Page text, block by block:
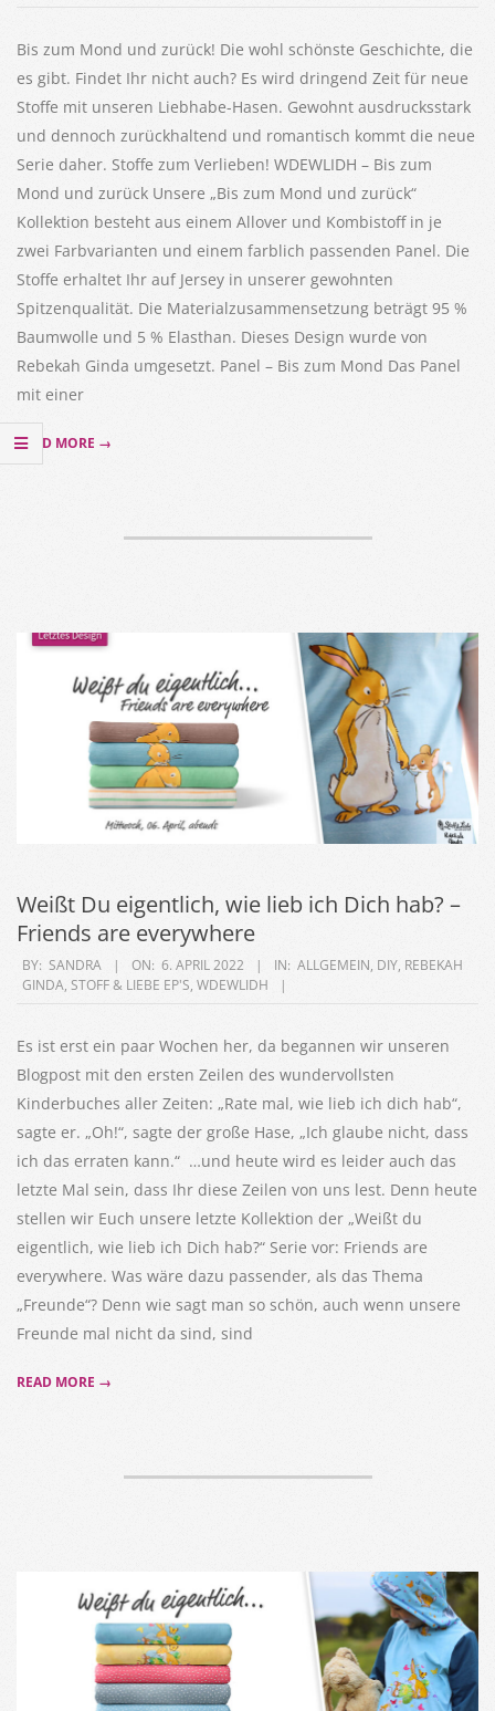
Bis zum Mond und zurück! Die wohl schönste Geschichte, die
es gibt. Findet Ihr nicht auch? Es wird dringend Zeit für neue
Stoffe mit unseren Liebhabe-Hasen. Gewohnt ausdrucksstark
und dennoch zurückhaltend und romantisch kommt die neue
Serie daher. Stoffe zum Verlieben! WDEWLIDH – Bis zum
Mond und zurück Unsere „Bis zum Mond und zurück“
Kollektion besteht aus einem Allover und Kombistoff in je
zwei Farbvarianten und einem farblich passenden Panel. Die
Stoffe erhaltet Ihr auf Jersey in unserer gewohnten
Spitzenqualität. Die Materialzusammensetzung beträgt 95 %
Baumwolle und 5 % Elasthan. Dieses Design wurde von
Rebekah Ginda umgesetzt. Panel – Bis zum Mond Das Panel
mit einer
READ MORE →
Weißt Du eigentlich, wie lieb ich Dich hab? –
Friends are everywhere
2022-
04-
BY: SANDRA ON: 6. APRIL 2022 IN: ALLGEMEIN, DIY, REBEKAH
GINDA, STOFF & LIEBE EP'S, WDEWLIDH
Es ist erst ein paar Wochen her, da begannen wir unseren
Blogpost mit den ersten Zeilen des wundervollsten
Kinderbuches aller Zeiten: „Rate mal, wie lieb ich dich hab“,
sagte er. „Oh!“, sagte der große Hase, „Ich glaube nicht, dass
ich das erraten kann.“ …und heute wird es leider auch das
letzte Mal sein, dass Ihr diese Zeilen von uns lest. Denn heute
stellen wir Euch unsere letzte Kollektion der „Weißt du
eigentlich, wie lieb ich Dich hab?“ Serie vor: Friends are
everywhere. Was wäre dazu passender, als das Thema
„Freunde“? Denn wie sagt man so schön, auch wenn unsere
Freunde mal nicht da sind, sind
READ MORE →